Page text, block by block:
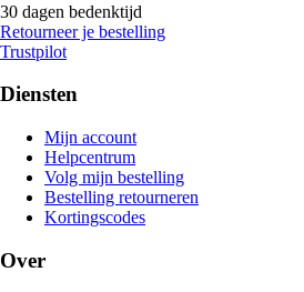
30 dagen bedenktijd
Retourneer je bestelling
Trustpilot
Diensten
Mijn account
Helpcentrum
Volg mijn bestelling
Bestelling retourneren
Kortingscodes
Over